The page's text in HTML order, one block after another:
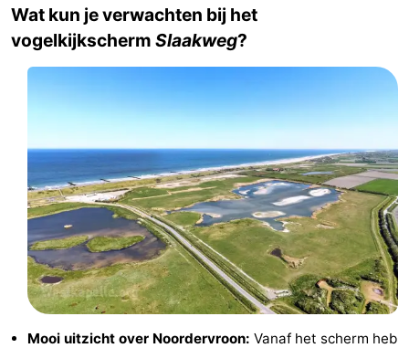
minutes
Strand
doen
Bezienswaardigheden
Musea
Galeries
Monumenten
Wat kun je verwachten bij het
vogelkijkscherm Slaakweg?
Mooi uitzicht over Noordervroon: Vanaf het scherm heb